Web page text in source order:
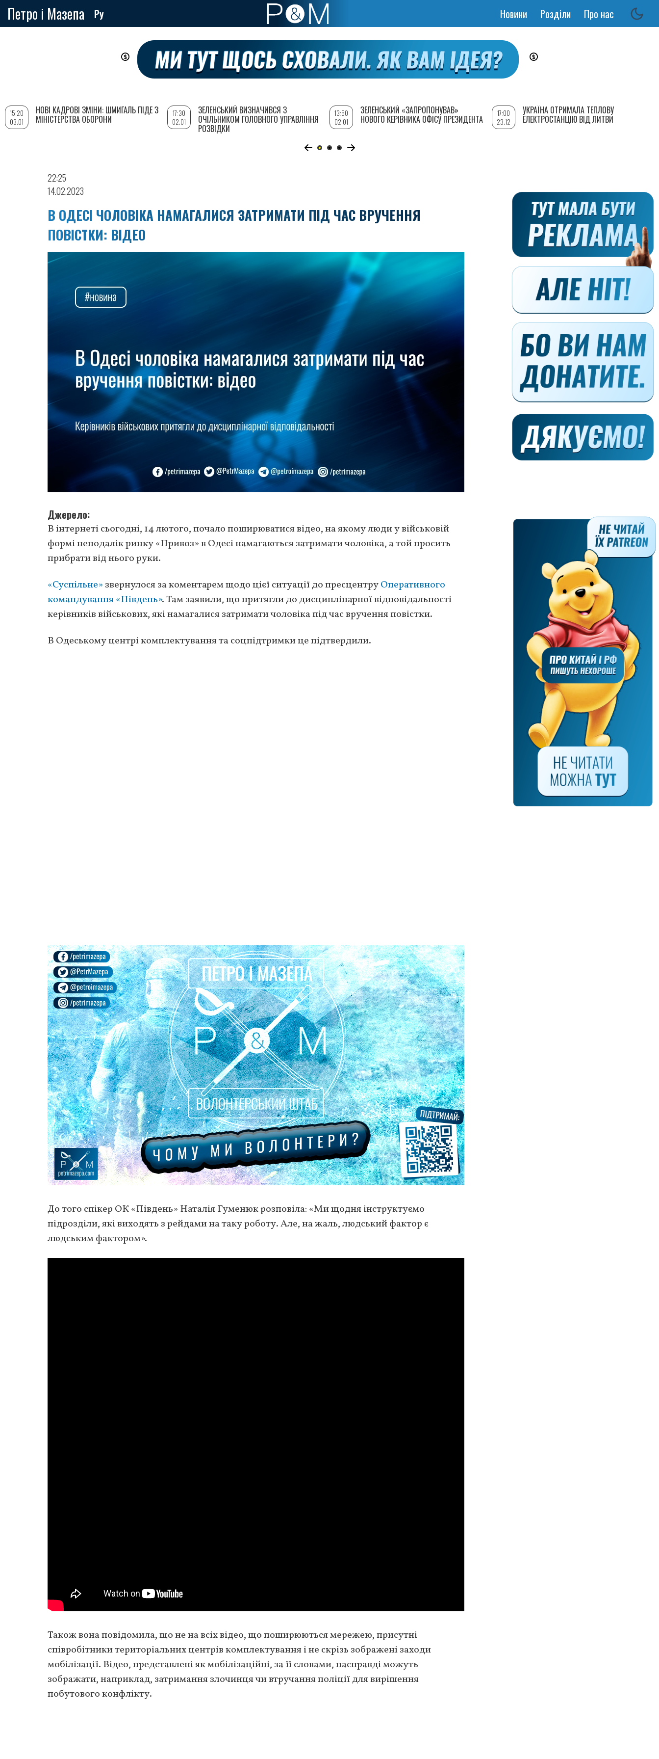
Петро і Мазепа Ру
Основная
Новини Розділи Про нас
22:25
14.02.2023
В ОДЕСІ ЧОЛОВІКА НАМАГАЛИСЯ ЗАТРИМАТИ ПІД ЧАС ВРУЧЕННЯ
ПОВІСТКИ: ВІДЕО
Джерело
В інтернеті сьогодні, 14 лютого, почало поширюватися відео, на якому люди у військовій
формі неподалік ринку «Привоз» в Одесі намагаються затримати чоловіка, а той просить
прибрати від нього руки.
«Суспільне» звернулося за коментарем щодо цієї ситуації до пресцентруОперативного
командування «Південь». Там заявили, що притягли до дисциплінарної відповідальності
керівників військових, які намагалися затримати чоловіка під час вручення повістки.
В Одеському центрі комплектування та соцпідтримки це підтвердили.
До того спікер ОК «Південь» Наталія Гуменюк розповіла: «Ми щодня інструктуємо
підрозділи, які виходять з рейдами на таку роботу. Але, на жаль, людський фактор є
людським фактором».
Також вона повідомила, що не на всіх відео, що поширюються мережею, присутні
співробітники територіальних центрів комплектування і не скрізь зображені заходи
мобілізації. Відео, представлені як мобілізаційні, за її словами, насправді можуть
зображати, наприклад, затримання злочинця чи втручання поліції для вирішення
побутового конфлікту.
15:20
03.01
НОВІ КАДРОВІ ЗМІНИ: ШМИГАЛЬ ПІДЕ З
МІНІСТЕРСТВА ОБОРОНИ
17:30
02.01
ЗЕЛЕНСЬКИЙ ВИЗНАЧИВСЯ З
ОЧІЛЬНИКОМ ГОЛОВНОГО УПРАВЛІННЯ
РОЗВІДКИ
13:50
02.01
ЗЕЛЕНСЬКИЙ «ЗАПРОПОНУВАВ»
НОВОГО КЕРІВНИКА ОФІСУ ПРЕЗИДЕНТА
17:00
23.12
УКРАЇНА ОТРИМАЛА ТЕПЛОВУ
ЕЛЕКТРОСТАНЦІЮ ВІД ЛИТВИ